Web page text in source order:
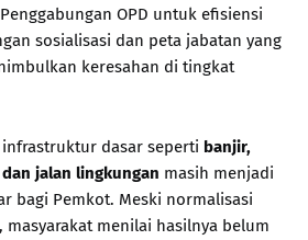
OPD untuk efisiensi
sosialisasi dan peta jabatan yang
keresahan di tingkat
dasar seperti banjir,
jalan lingkungan masih menjadi
bagi Pemkot. Meski normalisasi
menilai hasilnya belum